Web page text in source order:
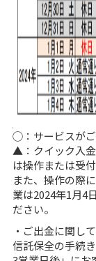
◯：サービスがご
▲：クイック入
は操作または受
また、操作の際
業は2024年1月4
ださい。
・ご出金に関して
信託保全の手続